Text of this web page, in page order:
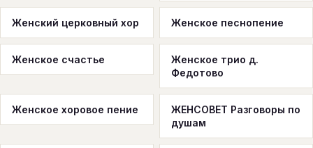
Женский церковный хор Женское песнопение
Женское счастье
Женское трио д.
Федотово
Женское хоровое пение
ЖЕНСОВЕТ Разговоры по
душам